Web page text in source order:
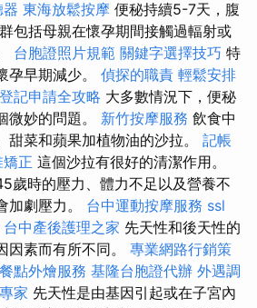
東海放鬆按摩 便秘持續5-7天，腹
包括母親在懷孕期間接觸過輻射或
台胞證照片規範 關鍵字選擇技巧 特
孕早期減少。 偵探的職責 輕鬆安排
記申請全攻略 大多數情況下，便秘
微妙的問題。 新竹按摩服務 飲食中
甜菜和蘋果加植物油的沙拉。 記帳
正 這個沙拉有很好的清潔作用。
歲時的壓力、體力不足以及營養不
加劇壓力。 台中運動按摩服務 ssl
台中產後護理之家 先天性和後天性的
因素而有所不同。 專業網路行銷策
點外燴服務 基隆台胞證代辦 外遇調
家 先天性是由基因引起或在子宮內